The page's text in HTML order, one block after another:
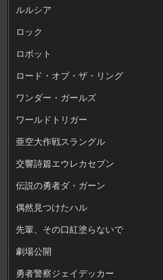
ルルシア
ロック
ロボット
ロード・オブ・ザ・リング
ワンダー・ガールズ
ワールドトリガー
亜空大作戦スラングル
交響詩篇エウレカセブン
伝説の勇者ダ・ガーン
偶然見つけたハル
先輩、その口紅塗らないで
劇場公開
勇者警察ジェイデッカー